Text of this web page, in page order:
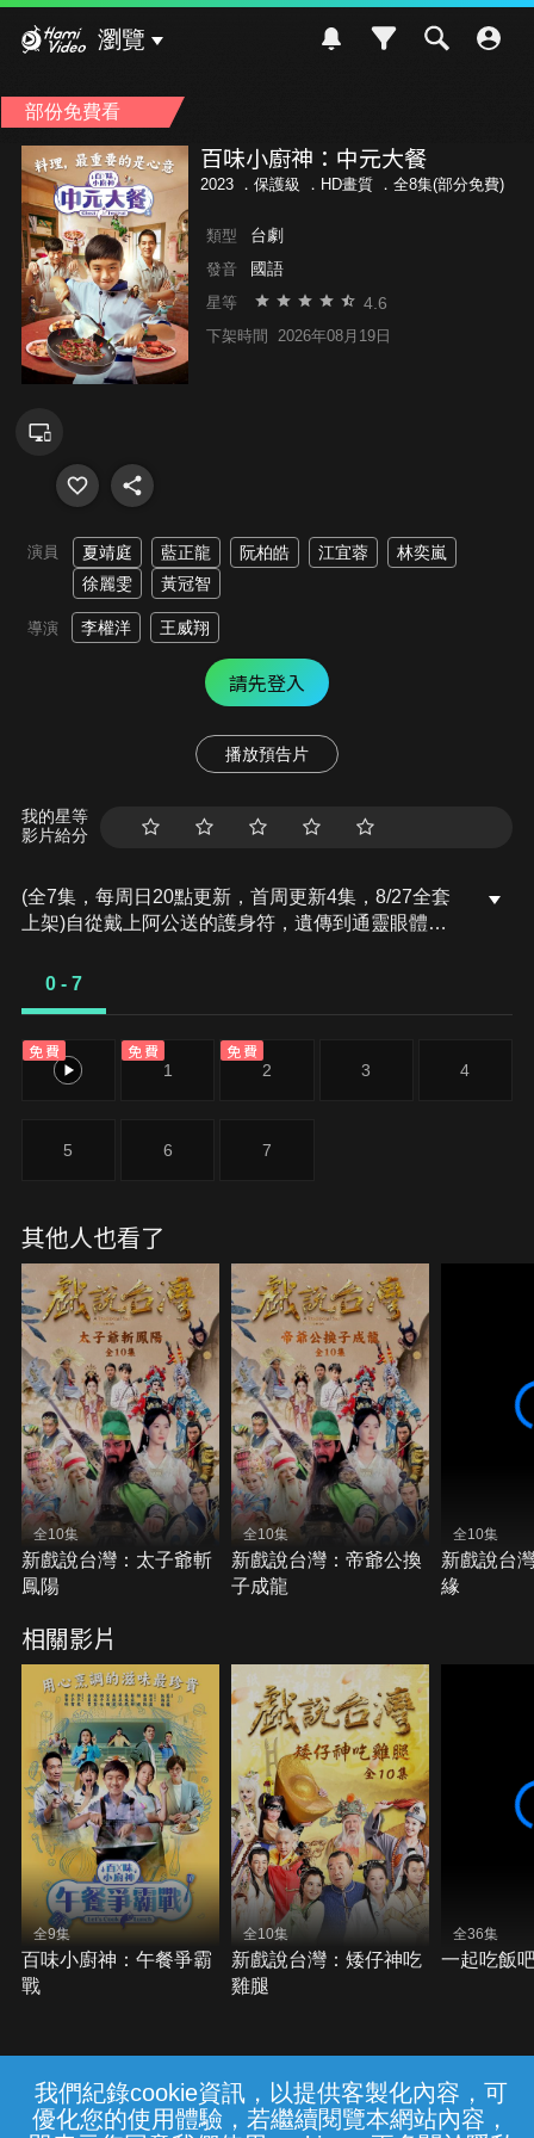
我們紀錄cookie資訊，以提供客製化內容，可
優化您的使用體驗，若繼續閱覽本網站內容，
瀏覽
部份免費看
百味小廚神：中元大餐
2023 ． 保護級 ．HD畫質 ．全8集(部分免費)
類型 台劇
發音 國語
星等 4.6
下架時間 2026年08月19日
演員 夏靖庭 藍正龍 阮柏皓 江宜蓉
林奕嵐
徐麗雯
黃冠智
導演 李權洋 王威翔
請先登入
播放預告片
我的星等
影片給分
(全7集，每周日20點更新，首周更新4集，8/27全套
上架)自從戴上阿公送的護身符，遺傳到通靈眼體質
不管怎麼抗議，每到中元節，做總鋪師的阿公還是堅
要好的阿公又…
0 - 7
免費
0
免費
1
免費
2 3 4
5 6 7
其他人也看了
全10集
新戲說台灣：太子爺斬
鳳陽
全10集
新戲說台灣：帝爺公換
子成龍
全10集
新戲說台
緣
相關影片
全9集
百味小廚神：午餐爭霸
戰
全10集
新戲說台灣：矮仔神吃
雞腿
全36集
一起吃飯
常見問題 線上客服 服務條款 隱私權保護
{{notifyMsg}}